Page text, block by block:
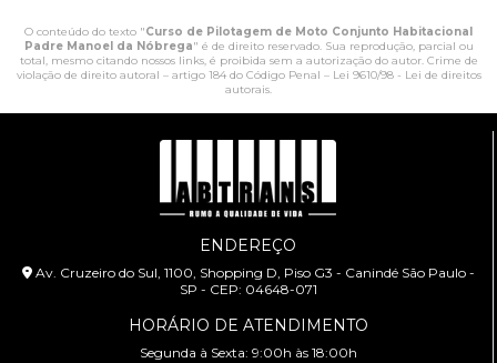
O conteúdo do texto "Curso de Pilotagem de Moto Conjunto Habitacional
Padre Manoel da Nóbrega" é de direito reservado. Sua reprodução, parcial ou
total, mesmo citando nossos links, é proibida sem a autorização do autor. Crime de
violação de direito autoral – artigo 184 do Código Penal – Lei 9610/98 - Lei de direitos
autorais.
ENDEREÇO
Av. Cruzeiro do Sul, 1100, Shopping D, Piso G3 - Canindé São Paulo -
SP - CEP: 04648-071
HORÁRIO DE ATENDIMENTO
Segunda à Sexta: 9:00h às 18:00h